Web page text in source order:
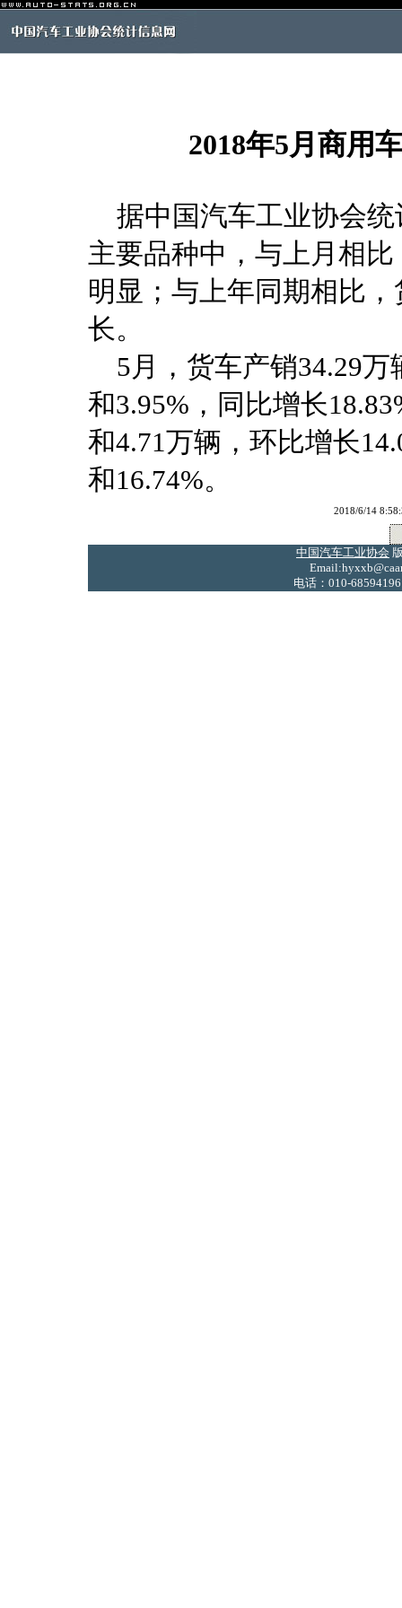
2018年5月商用
据中国汽车工业协会统
主要品种中，与上月相
明显；与上年同期相比
长。
5月，货车产销34.29万
和3.95%，同比增长
和4.71万辆，环比增长
和16.74%。
2018/6/14
中国汽车工业协会
电话：010-